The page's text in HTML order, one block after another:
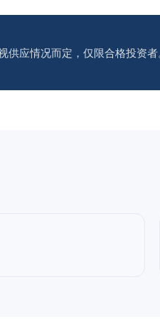
应情况而定，仅限合格投资者